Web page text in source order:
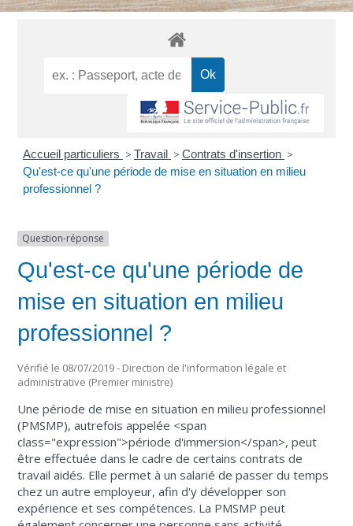
Accueil particuliers > Travail > Contrats d'insertion >
Qu'est-ce qu'une période de mise en situation en milieu
professionnel ?
Question-réponse
Qu'est-ce qu'une période de
mise en situation en milieu
professionnel ?
Vérifié le 08/07/2019 - Direction de l'information légale et
administrative (Premier ministre)
Une période de mise en situation en milieu professionnel
(PMSMP), autrefois appelée <span
class="expression">période d'immersion</span>, peut
être effectuée dans le cadre de certains contrats de
travail aidés. Elle permet à un salarié de passer du temps
chez un autre employeur, afin d'y développer son
expérience et ses compétences. La PMSMP peut